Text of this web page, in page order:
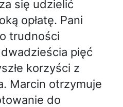
się udzielić
opłatę. Pani
trudności
pięć
korzyści z
Marcin otrzymuje
do